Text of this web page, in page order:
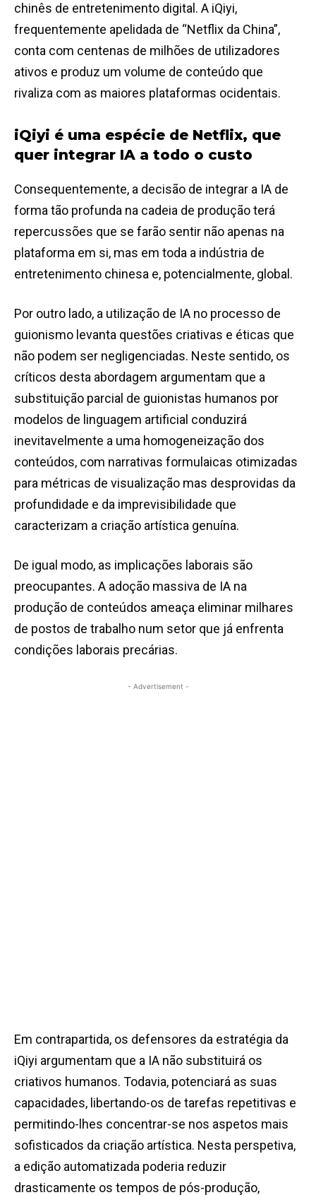
chinês de entretenimento digital. A iQiyi,
frequentemente apelidada de “Netflix da China”,
conta com centenas de milhões de utilizadores
ativos e produz um volume de conteúdo que
rivaliza com as maiores plataformas ocidentais.
iQiyi é uma espécie de Netflix, que
quer integrar IA a todo o custo
Consequentemente, a decisão de integrar a IA de
forma tão profunda na cadeia de produção terá
repercussões que se farão sentir não apenas na
plataforma em si, mas em toda a indústria de
entretenimento chinesa e, potencialmente, global.
Por outro lado, a utilização de IA no processo de
guionismo levanta questões criativas e éticas que
não podem ser negligenciadas. Neste sentido, os
críticos desta abordagem argumentam que a
substituição parcial de guionistas humanos por
modelos de linguagem artificial conduzirá
inevitavelmente a uma homogeneização dos
conteúdos, com narrativas formulaicas otimizadas
para métricas de visualização mas desprovidas da
profundidade e da imprevisibilidade que
caracterizam a criação artística genuína.
De igual modo, as implicações laborais são
preocupantes. A adoção massiva de IA na
produção de conteúdos ameaça eliminar milhares
de postos de trabalho num setor que já enfrenta
condições laborais precárias.
- Advertisement -
Em contrapartida, os defensores da estratégia da
iQiyi argumentam que a IA não substituirá os
criativos humanos. Todavia, potenciará as suas
capacidades, libertando-os de tarefas repetitivas e
permitindo-lhes concentrar-se nos aspetos mais
sofisticados da criação artística. Nesta perspetiva,
a edição automatizada poderia reduzir
drasticamente os tempos de pós-produção,